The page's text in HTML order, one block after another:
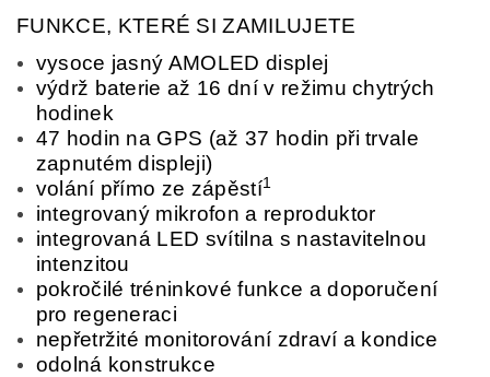
FUNKCE, KTERÉ SI ZAMILUJETE
vysoce jasný AMOLED displej
výdrž baterie až 16 dní v režimu chytrých
hodinek
47 hodin na GPS (až 37 hodin při trvale
zapnutém displeji)
volání přímo ze zápěstí1
integrovaný mikrofon a reproduktor
integrovaná LED svítilna s nastavitelnou
intenzitou
pokročilé tréninkové funkce a doporučení
pro regeneraci
nepřetržité monitorování zdraví a kondice
odolná konstrukce